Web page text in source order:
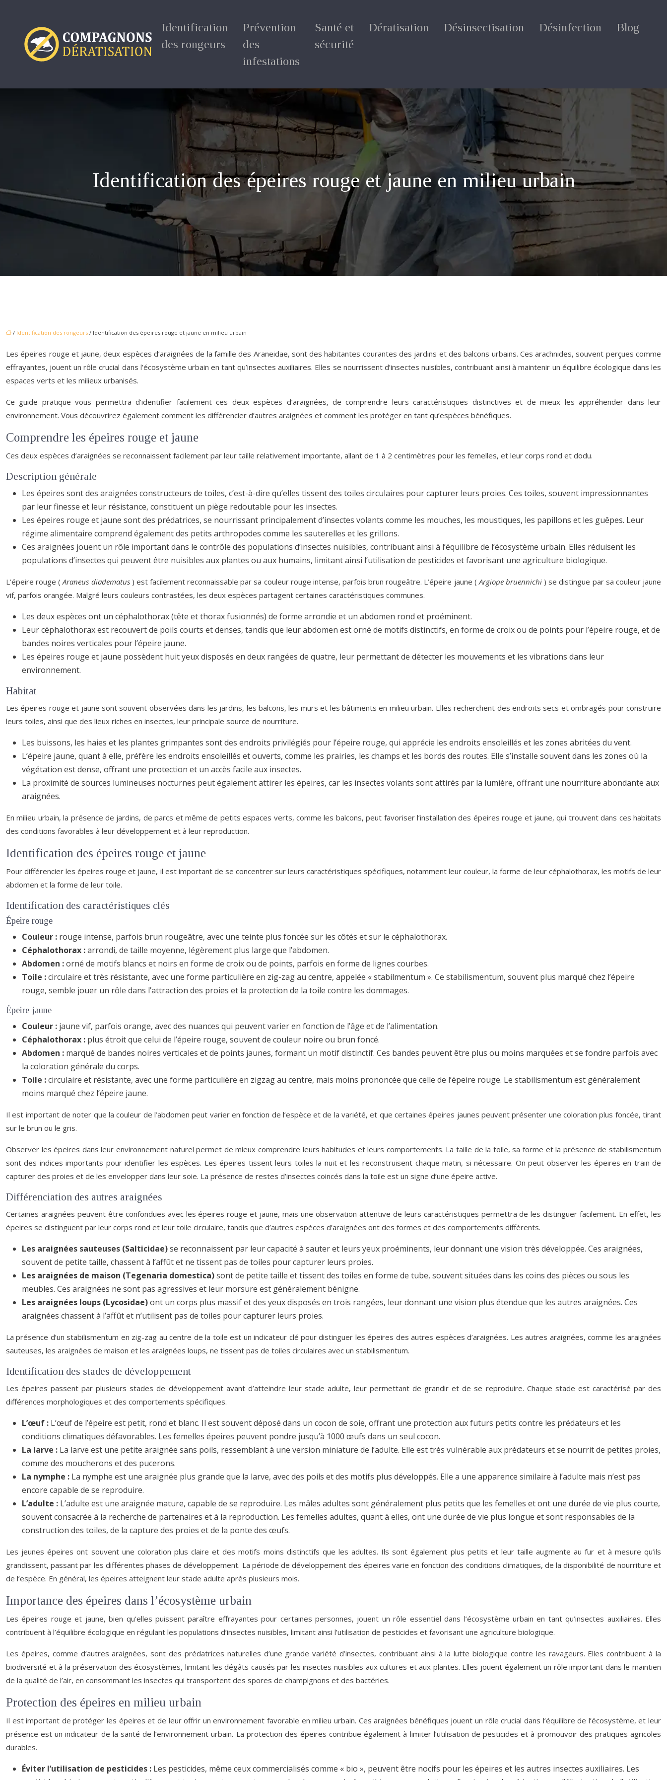
Identification
des rongeurs
Prévention
des
infestations
Santé et
sécurité
Dératisation Désinsectisation Désinfection Blog
Identification des épeires rouge et jaune en milieu urbain
/ Identification des rongeurs / Identification des épeires rouge et jaune en milieu urbain
Les épeires rouge et jaune, deux espèces d’araignées de la famille des Araneidae, sont des habitantes courantes des jardins et des balcons urbains. Ces arachnides, souvent perçues comme
effrayantes, jouent un rôle crucial dans l’écosystème urbain en tant qu’insectes auxiliaires. Elles se nourrissent d’insectes nuisibles, contribuant ainsi à maintenir un équilibre écologique dans les
espaces verts et les milieux urbanisés.
Ce guide pratique vous permettra d’identifier facilement ces deux espèces d’araignées, de comprendre leurs caractéristiques distinctives et de mieux les appréhender dans leur
environnement. Vous découvrirez également comment les différencier d’autres araignées et comment les protéger en tant qu’espèces bénéfiques.
Comprendre les épeires rouge et jaune
Ces deux espèces d’araignées se reconnaissent facilement par leur taille relativement importante, allant de 1 à 2 centimètres pour les femelles, et leur corps rond et dodu.
Description générale
Les épeires sont des araignées constructeurs de toiles, c’est-à-dire qu’elles tissent des toiles circulaires pour capturer leurs proies. Ces toiles, souvent impressionnantes
par leur finesse et leur résistance, constituent un piège redoutable pour les insectes.
Les épeires rouge et jaune sont des prédatrices, se nourrissant principalement d’insectes volants comme les mouches, les moustiques, les papillons et les guêpes. Leur
régime alimentaire comprend également des petits arthropodes comme les sauterelles et les grillons.
Ces araignées jouent un rôle important dans le contrôle des populations d’insectes nuisibles, contribuant ainsi à l’équilibre de l’écosystème urbain. Elles réduisent les
populations d’insectes qui peuvent être nuisibles aux plantes ou aux humains, limitant ainsi l’utilisation de pesticides et favorisant une agriculture biologique.
L’épeire rouge (Araneus diadematus ) est facilement reconnaissable par sa couleur rouge intense, parfois brun rougeâtre. L’épeire jaune (Argiope bruennichi ) se distingue par sa couleur jaune
vif, parfois orangée. Malgré leurs couleurs contrastées, les deux espèces partagent certaines caractéristiques communes.
Les deux espèces ont un céphalothorax (tête et thorax fusionnés) de forme arrondie et un abdomen rond et proéminent.
Leur céphalothorax est recouvert de poils courts et denses, tandis que leur abdomen est orné de motifs distinctifs, en forme de croix ou de points pour l’épeire rouge, et de
bandes noires verticales pour l’épeire jaune.
Les épeires rouge et jaune possèdent huit yeux disposés en deux rangées de quatre, leur permettant de détecter les mouvements et les vibrations dans leur
environnement.
Habitat
Les épeires rouge et jaune sont souvent observées dans les jardins, les balcons, les murs et les bâtiments en milieu urbain. Elles recherchent des endroits secs et ombragés pour construire
leurs toiles, ainsi que des lieux riches en insectes, leur principale source de nourriture.
Les buissons, les haies et les plantes grimpantes sont des endroits privilégiés pour l’épeire rouge, qui apprécie les endroits ensoleillés et les zones abritées du vent.
L’épeire jaune, quant à elle, préfère les endroits ensoleillés et ouverts, comme les prairies, les champs et les bords des routes. Elle s’installe souvent dans les zones où la
végétation est dense, offrant une protection et un accès facile aux insectes.
La proximité de sources lumineuses nocturnes peut également attirer les épeires, car les insectes volants sont attirés par la lumière, offrant une nourriture abondante aux
araignées.
En milieu urbain, la présence de jardins, de parcs et même de petits espaces verts, comme les balcons, peut favoriser l’installation des épeires rouge et jaune, qui trouvent dans ces habitats
des conditions favorables à leur développement et à leur reproduction.
Identification des épeires rouge et jaune
Pour différencier les épeires rouge et jaune, il est important de se concentrer sur leurs caractéristiques spécifiques, notamment leur couleur, la forme de leur céphalothorax, les motifs de leur
abdomen et la forme de leur toile.
Identification des caractéristiques clés
Épeire rouge
Couleur : rouge intense, parfois brun rougeâtre, avec une teinte plus foncée sur les côtés et sur le céphalothorax.
Céphalothorax :arrondi, de taille moyenne, légèrement plus large que l’abdomen.
Abdomen :orné de motifs blancs et noirs en forme de croix ou de points, parfois en forme de lignes courbes.
Toile :circulaire et très résistante, avec une forme particulière en zig-zag au centre, appelée « stabilmentum ». Ce stabilismentum, souvent plus marqué chez l’épeire
rouge, semble jouer un rôle dans l’attraction des proies et la protection de la toile contre les dommages.
Épeire jaune
Couleur : jaune vif, parfois orange, avec des nuances qui peuvent varier en fonction de l’âge et de l’alimentation.
Céphalothorax : plus étroit que celui de l’épeire rouge, souvent de couleur noire ou brun foncé.
Abdomen : marqué de bandes noires verticales et de points jaunes, formant un motif distinctif. Ces bandes peuvent être plus ou moins marquées et se fondre parfois avec
la coloration générale du corps.
Toile :circulaire et résistante, avec une forme particulière en zigzag au centre, mais moins prononcée que celle de l’épeire rouge. Le stabilismentum est généralement
moins marqué chez l’épeire jaune.
Il est important de noter que la couleur de l’abdomen peut varier en fonction de l’espèce et de la variété, et que certaines épeires jaunes peuvent présenter une coloration plus foncée, tirant
sur le brun ou le gris.
Observer les épeires dans leur environnement naturel permet de mieux comprendre leurs habitudes et leurs comportements. La taille de la toile, sa forme et la présence de stabilismentum
sont des indices importants pour identifier les espèces. Les épeires tissent leurs toiles la nuit et les reconstruisent chaque matin, si nécessaire. On peut observer les épeires en train de
capturer des proies et de les envelopper dans leur soie. La présence de restes d’insectes coincés dans la toile est un signe d’une épeire active.
Différenciation des autres araignées
Certaines araignées peuvent être confondues avec les épeires rouge et jaune, mais une observation attentive de leurs caractéristiques permettra de les distinguer facilement. En effet, les
épeires se distinguent par leur corps rond et leur toile circulaire, tandis que d’autres espèces d’araignées ont des formes et des comportements différents.
Les araignées sauteuses (Salticidae)se reconnaissent par leur capacité à sauter et leurs yeux proéminents, leur donnant une vision très développée. Ces araignées,
souvent de petite taille, chassent à l’affût et ne tissent pas de toiles pour capturer leurs proies.
Les araignées de maison (Tegenaria domestica)sont de petite taille et tissent des toiles en forme de tube, souvent situées dans les coins des pièces ou sous les
meubles. Ces araignées ne sont pas agressives et leur morsure est généralement bénigne.
Les araignées loups (Lycosidae)ont un corps plus massif et des yeux disposés en trois rangées, leur donnant une vision plus étendue que les autres araignées. Ces
araignées chassent à l’affût et n’utilisent pas de toiles pour capturer leurs proies.
La présence d’un stabilismentum en zig-zag au centre de la toile est un indicateur clé pour distinguer les épeires des autres espèces d’araignées. Les autres araignées, comme les araignées
sauteuses, les araignées de maison et les araignées loups, ne tissent pas de toiles circulaires avec un stabilismentum.
Identification des stades de développement
Les épeires passent par plusieurs stades de développement avant d’atteindre leur stade adulte, leur permettant de grandir et de se reproduire. Chaque stade est caractérisé par des
différences morphologiques et des comportements spécifiques.
L’œuf : L’œuf de l’épeire est petit, rond et blanc. Il est souvent déposé dans un cocon de soie, offrant une protection aux futurs petits contre les prédateurs et les
conditions climatiques défavorables. Les femelles épeires peuvent pondre jusqu’à 1000 œufs dans un seul cocon.
La larve : La larve est une petite araignée sans poils, ressemblant à une version miniature de l’adulte. Elle est très vulnérable aux prédateurs et se nourrit de petites proies,
comme des moucherons et des pucerons.
La nymphe : La nymphe est une araignée plus grande que la larve, avec des poils et des motifs plus développés. Elle a une apparence similaire à l’adulte mais n’est pas
encore capable de se reproduire.
L’adulte : L’adulte est une araignée mature, capable de se reproduire. Les mâles adultes sont généralement plus petits que les femelles et ont une durée de vie plus courte,
souvent consacrée à la recherche de partenaires et à la reproduction. Les femelles adultes, quant à elles, ont une durée de vie plus longue et sont responsables de la
construction des toiles, de la capture des proies et de la ponte des œufs.
Les jeunes épeires ont souvent une coloration plus claire et des motifs moins distinctifs que les adultes. Ils sont également plus petits et leur taille augmente au fur et à mesure qu’ils
grandissent, passant par les différentes phases de développement. La période de développement des épeires varie en fonction des conditions climatiques, de la disponibilité de nourriture et
de l’espèce. En général, les épeires atteignent leur stade adulte après plusieurs mois.
Importance des épeires dans l’écosystème urbain
Les épeires rouge et jaune, bien qu’elles puissent paraître effrayantes pour certaines personnes, jouent un rôle essentiel dans l’écosystème urbain en tant qu’insectes auxiliaires. Elles
contribuent à l’équilibre écologique en régulant les populations d’insectes nuisibles, limitant ainsi l’utilisation de pesticides et favorisant une agriculture biologique.
Les épeires, comme d’autres araignées, sont des prédatrices naturelles d’une grande variété d’insectes, contribuant ainsi à la lutte biologique contre les ravageurs. Elles contribuent à la
biodiversité et à la préservation des écosystèmes, limitant les dégâts causés par les insectes nuisibles aux cultures et aux plantes. Elles jouent également un rôle important dans le maintien
de la qualité de l’air, en consommant les insectes qui transportent des spores de champignons et des bactéries.
Protection des épeires en milieu urbain
Il est important de protéger les épeires et de leur offrir un environnement favorable en milieu urbain. Ces araignées bénéfiques jouent un rôle crucial dans l’équilibre de l’écosystème, et leur
présence est un indicateur de la santé de l’environnement urbain. La protection des épeires contribue également à limiter l’utilisation de pesticides et à promouvoir des pratiques agricoles
durables.
Éviter l’utilisation de pesticides : Les pesticides, même ceux commercialisés comme « bio », peuvent être nocifs pour les épeires et les autres insectes auxiliaires. Les